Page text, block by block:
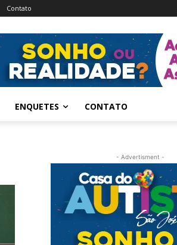
Contato
ENQUETES CONTATO
- Advertisment -